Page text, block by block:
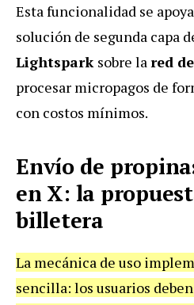
Esta funcionalidad se
solución de segunda capa
Lightspark sobre lared
procesar micropagos de
con costos mínimos.
Envío de
en X: la
billetera
La mecánica de uso
sencilla: los usuarios